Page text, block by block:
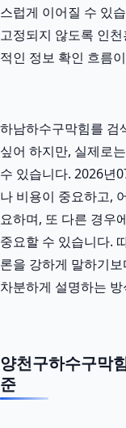
스럽게 이어질 수 있
고정되지 않도록 인
적인 정보 확인 흐름
하남하수구막힘를 검
싶어 하지만, 실제로
수 있습니다. 2026년
나 비용이 중요하고,
요하며, 또 다른 경우
중요할 수 있습니다.
론을 강하게 말하기
차분하게 설명하는
양천구하수구막
준